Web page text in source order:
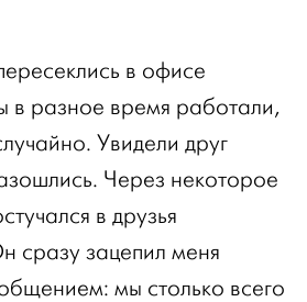
в офисе
в разное время работали,
Увидели друг
Через некоторое
в друзья
сразу зацепил меня
мы столько всего